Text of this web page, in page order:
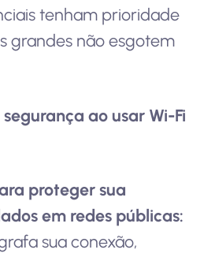
tenham prioridade
grandes não esgotem
ao usar Wi-Fi
proteger sua
em redes públicas:
sua conexão,